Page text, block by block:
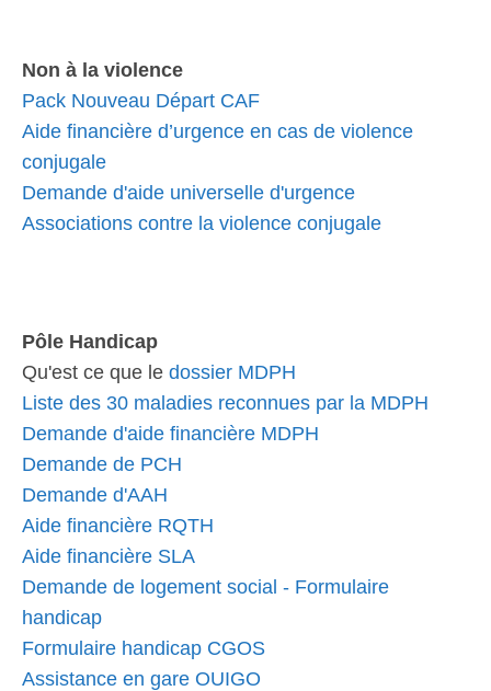
Non à la violence
Pack Nouveau Départ CAF
Aide financière d’urgence en cas de violence
conjugale
Demande d'aide universelle d'urgence
Associations contre la violence conjugale
Pôle Handicap
Qu'est ce que le dossier MDPH
Liste des 30 maladies reconnues par la MDPH
Demande d'aide financière MDPH
Demande de PCH
Demande d'AAH
Aide financière RQTH
Aide financière SLA
Demande de logement social - Formulaire
handicap
Formulaire handicap CGOS
Assistance en gare OUIGO